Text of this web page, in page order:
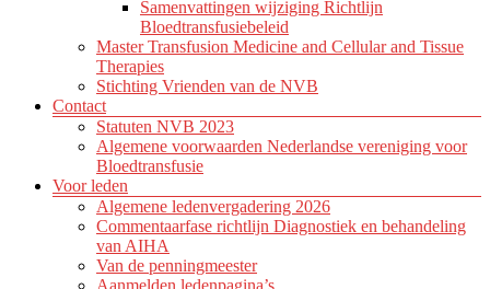
Samenvattingen wijziging Richtlijn
Bloedtransfusiebeleid
Master Transfusion Medicine and Cellular and Tissue
Therapies
Stichting Vrienden van de NVB
Contact
Statuten NVB 2023
Algemene voorwaarden Nederlandse vereniging voor
Bloedtransfusie
Voor leden
Algemene ledenvergadering 2026
Commentaarfase richtlijn Diagnostiek en behandeling
van AIHA
Van de penningmeester
Aanmelden ledenpagina’s